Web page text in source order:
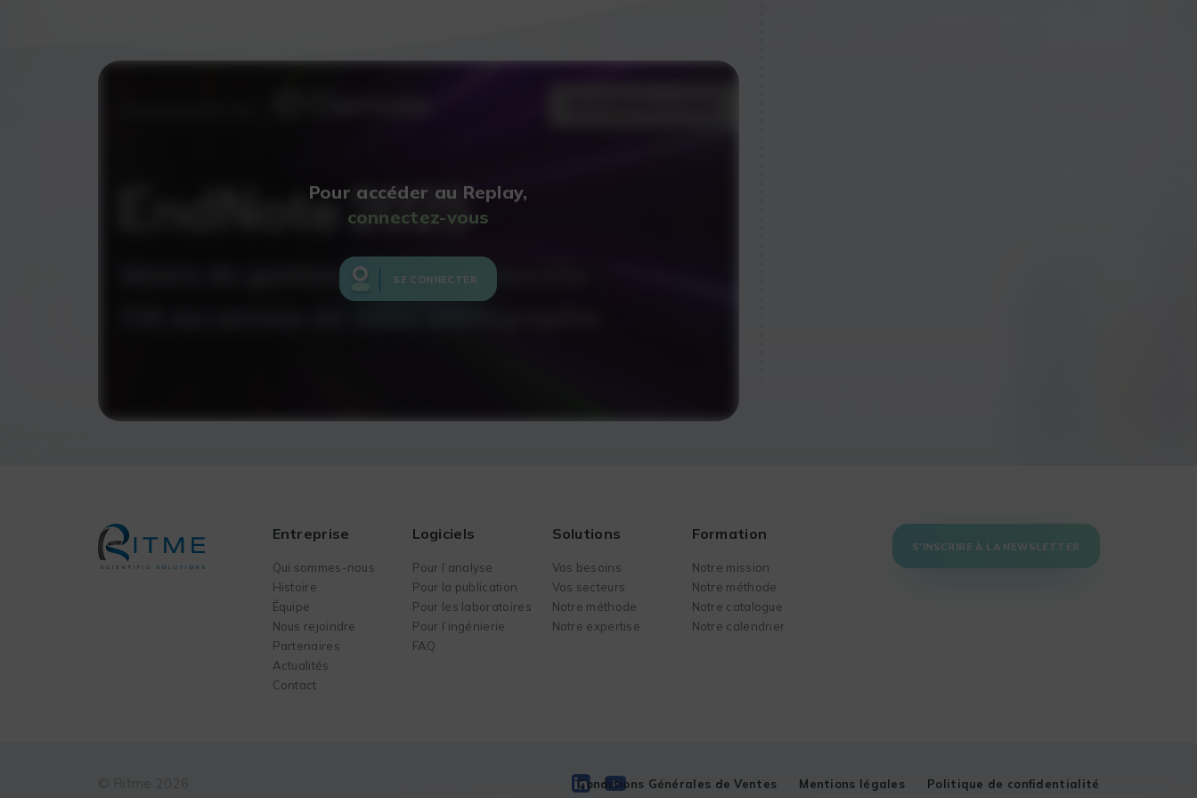
Pour accéder au Replay,
connectez-vous
SE CONNECTER
Entreprise
Qui sommes-nous
Histoire
Équipe
Nous rejoindre
Partenaires
Actualités
Contact
Logiciels
Pour l’analyse
Pour la publication
Pour les laboratoires
Pour l’ingénierie
FAQ
Solutions
Vos besoins
Vos secteurs
Notre méthode
Notre expertise
Formation
Notre mission
Notre méthode
Notre catalogue
Notre calendrier
S'INSCRIRE À LA NEWSLETTER
Conditions Générales de Ventes Mentions légales Politique de confidentialité